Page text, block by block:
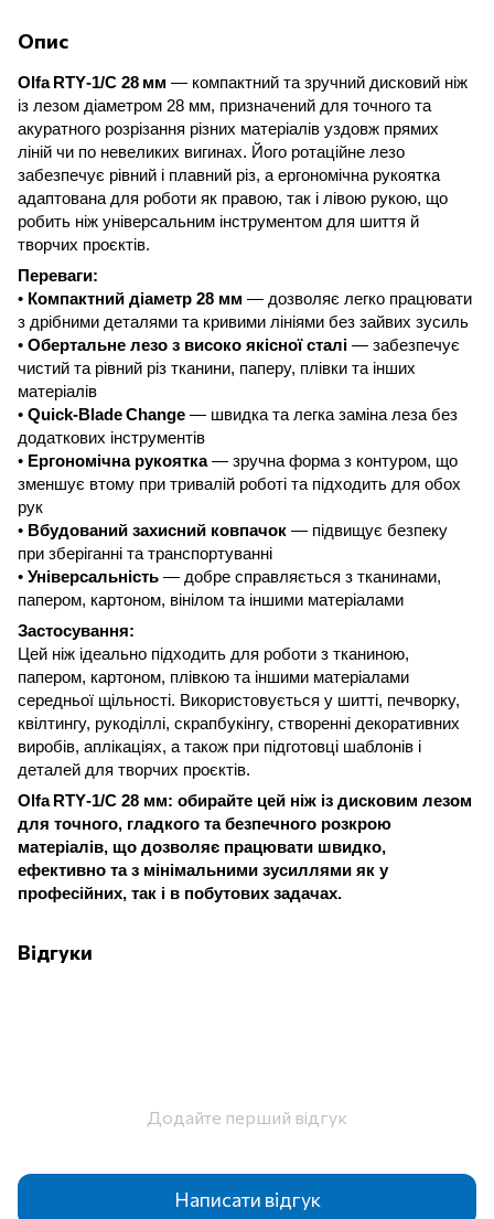
Опис
Olfa RTY‑1/C 28 мм — компактний та зручний дисковий ніж
із лезом діаметром 28 мм, призначений для точного та
акуратного розрізання різних матеріалів уздовж прямих
ліній чи по невеликих вигинах. Його ротаційне лезо
забезпечує рівний і плавний різ, а ергономічна рукоятка
адаптована для роботи як правою, так і лівою рукою, що
робить ніж універсальним інструментом для шиття й
творчих проєктів.
Переваги:
• Компактний діаметр 28 мм — дозволяє легко працювати
з дрібними деталями та кривими лініями без зайвих зусиль
• Обертальне лезо з високо якісної сталі — забезпечує
чистий та рівний різ тканини, паперу, плівки та інших
матеріалів
• Quick-BladeChange — швидка та легка заміна леза без
додаткових інструментів
• Ергономічна рукоятка— зручна форма з контуром, що
зменшує втому при тривалій роботі та підходить для обох
рук
• Вбудований захисний ковпачок — підвищує безпеку
при зберіганні та транспортуванні
• Універсальність — добре справляється з тканинами,
папером, картоном, вінілом та іншими матеріалами
Застосування:
Цей ніж ідеально підходить для роботи з тканиною,
папером, картоном, плівкою та іншими матеріалами
середньої щільності. Використовується у шитті, печворку,
квілтингу, рукоділлі, скрапбукінгу, створенні декоративних
виробів, аплікаціях, а також при підготовці шаблонів і
деталей для творчих проєктів.
Olfa RTY-1/C 28 мм: обирайте цей ніж із дисковим лезом
для точного, гладкого та безпечного розкрою
матеріалів, що дозволяє працювати швидко,
ефективно та з мінімальними зусиллями як у
професійних, так і в побутових задачах.
Відгуки
Додайте перший відгук
Написати відгук